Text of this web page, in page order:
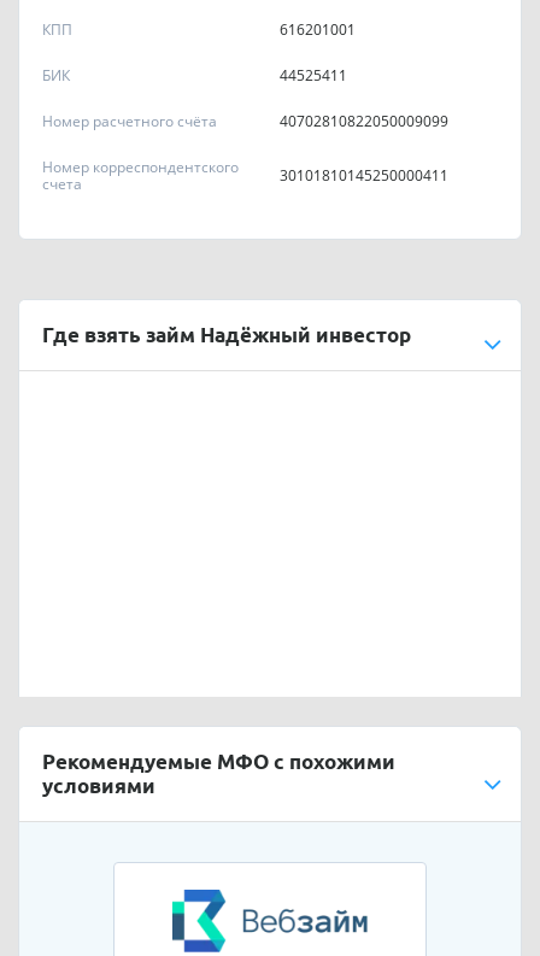
КПП 616201001
БИК 44525411
Номер расчетного счёта 40702810822050009099
Номер корреспондентского
счета
30101810145250000411
Где взять займ Надёжный инвестор
Рекомендуемые МФО с похожими
условиями